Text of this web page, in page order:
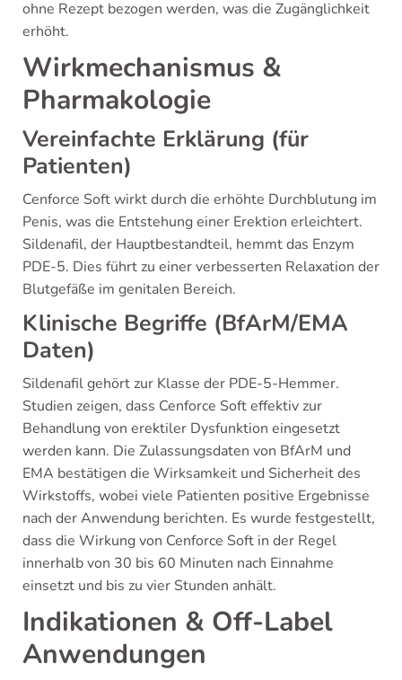
ohne Rezept bezogen werden, was die Zugänglichkeit
erhöht.
Wirkmechanismus &
Pharmakologie
Vereinfachte Erklärung (für
Patienten)
Cenforce Soft wirkt durch die erhöhte Durchblutung im
Penis, was die Entstehung einer Erektion erleichtert.
Sildenafil, der Hauptbestandteil, hemmt das Enzym
PDE-5. Dies führt zu einer verbesserten Relaxation der
Blutgefäße im genitalen Bereich.
Klinische Begriffe (BfArM/EMA
Daten)
Sildenafil gehört zur Klasse der PDE-5-Hemmer.
Studien zeigen, dass Cenforce Soft effektiv zur
Behandlung von erektiler Dysfunktion eingesetzt
werden kann. Die Zulassungsdaten von BfArM und
EMA bestätigen die Wirksamkeit und Sicherheit des
Wirkstoffs, wobei viele Patienten positive Ergebnisse
nach der Anwendung berichten. Es wurde festgestellt,
dass die Wirkung von Cenforce Soft in der Regel
innerhalb von 30 bis 60 Minuten nach Einnahme
einsetzt und bis zu vier Stunden anhält.
Indikationen & Off-Label
Anwendungen